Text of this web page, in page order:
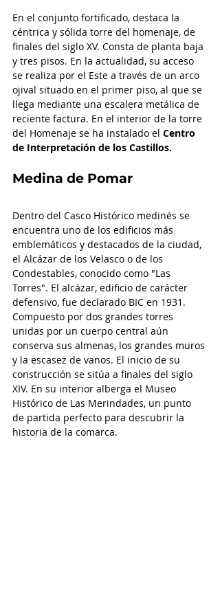
En el conjunto fortificado, destaca la
céntrica y sólida torre del homenaje, de
finales del siglo XV. Consta de planta baja
y tres pisos. En la actualidad, su acceso
se realiza por el Este a través de un arco
ojival situado en el primer piso, al que se
llega mediante una escalera metálica de
reciente factura. En el interior de la torre
del Homenaje se ha instalado el Centro
de Interpretación de los Castillos.
Medina de Pomar
Dentro del Casco Histórico medinés se
encuentra uno de los edificios más
emblemáticos y destacados de la ciudad,
el Alcázar de los Velasco o de los
Condestables, conocido como "Las
Torres". El alcázar, edificio de carácter
defensivo, fue declarado BIC en 1931.
Compuesto por dos grandes torres
unidas por un cuerpo central aún
conserva sus almenas, los grandes muros
y la escasez de vanos. El inicio de su
construcción se sitúa a finales del siglo
XIV. En su interior alberga el Museo
Histórico de Las Merindades, un punto
de partida perfecto para descubrir la
historia de la comarca.